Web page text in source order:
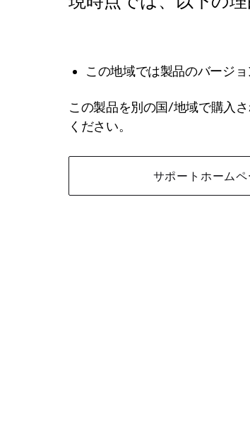
この地域では製品のバージ
この製品を別の国/地域で購入
ください。
サポートホーム